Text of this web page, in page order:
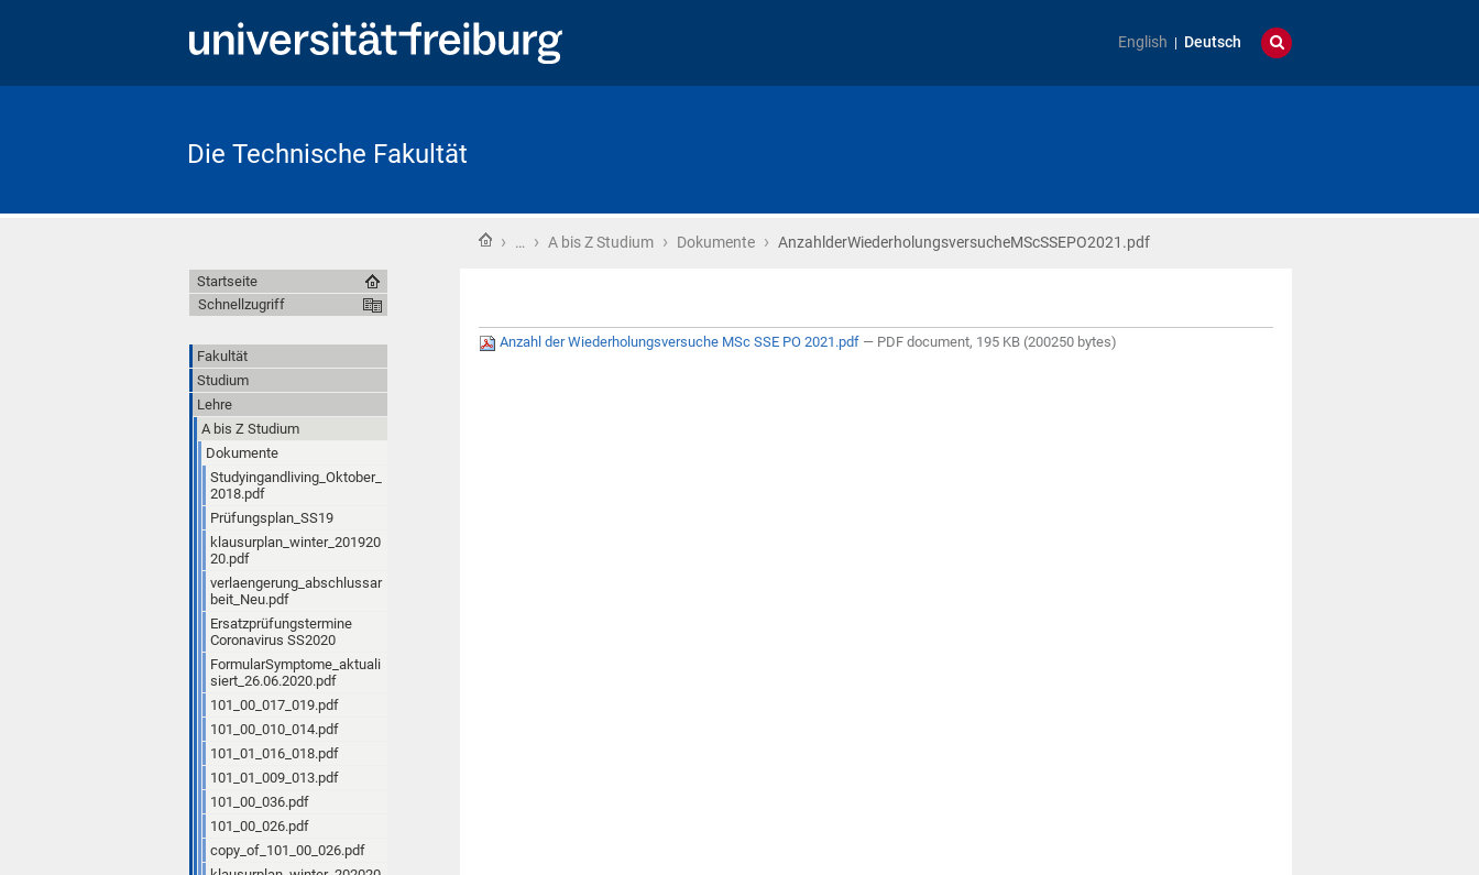
English Deutsch
Die Technische Fakultät
Startseite
› … › A bis Z Studium › Dokumente › AnzahlderWiederholungsversucheMScSSEPO2021.pdf
Anzahl der Wiederholungsversuche MSc SSE PO 2021.pdf — PDF document, 195 KB (200250 bytes)
Startseite
Schnellzugriff
Fakultät
Studium
Lehre
A bis Z Studium
Dokumente
Studyingandliving_Oktober_
2018.pdf
Prüfungsplan_SS19
klausurplan_winter_201920
20.pdf
verlaengerung_abschlussar
beit_Neu.pdf
Ersatzprüfungstermine
Coronavirus SS2020
FormularSymptome_aktuali
siert_26.06.2020.pdf
101_00_017_019.pdf
101_00_010_014.pdf
101_01_016_018.pdf
101_01_009_013.pdf
101_00_036.pdf
101_00_026.pdf
copy_of_101_00_026.pdf